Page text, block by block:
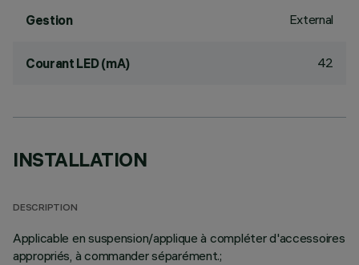
Gestion External
Courant LED (mA) 42
INSTALLATION
DESCRIPTION
Applicable en suspension/applique à compléter d'accessoires
appropriés, à commander séparément.;